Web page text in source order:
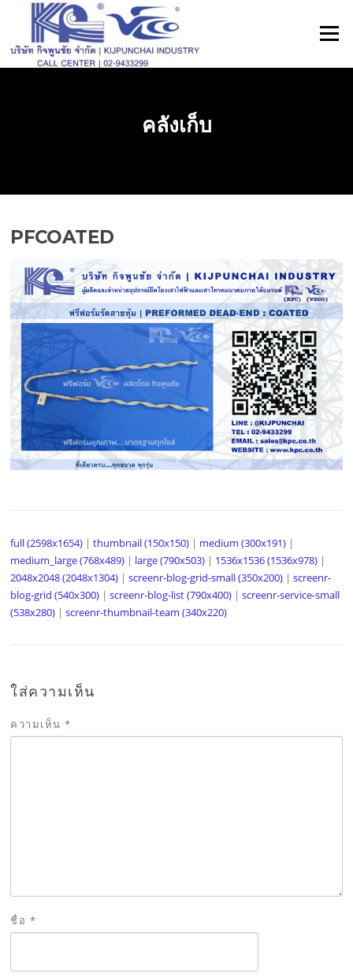
เมนู
คลังเก็บ
PFCOATED
full (2598x1654) |thumbnail (150x150) | medium (300x191) |
medium_large (768x489) | large (790x503) | 1536x1536 (1536x978) |
2048x2048 (2048x1304) |screenr-blog-grid-small (350x200) |screenr-
blog-grid (540x300) |screenr-blog-list (790x400) |screenr-service-small
(538x280) |screenr-thumbnail-team (340x220)
ใส่ความเห็น
ความเห็น*
ชื่อ *